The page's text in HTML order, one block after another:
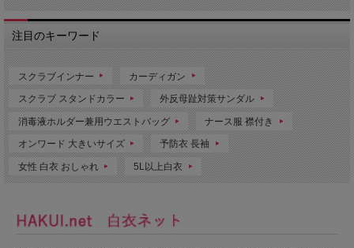
注目のキーワード
スクラブインナー カーディガン
スクラブ スタンドカラー 外反母趾対策サンダル
消毒液ホルダー兼用ウエストバッグ ナース服 襟付き
オンワード 大きいサイズ 予防衣 長袖
女性 白衣 おしゃれ 5L以上白衣